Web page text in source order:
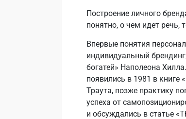
Построение личного
понятно, о чем идет речь,
Впервые понятия
индивидуальный
богатей» Наполеона
появились в 1981 в книге
Траута, позже практику
успеха от
и обсуждались в статье